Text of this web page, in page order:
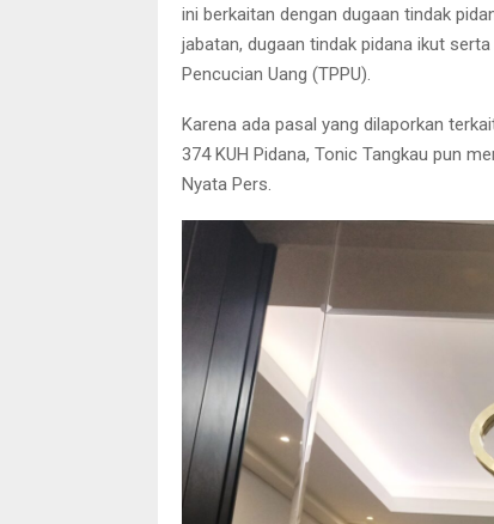
ini berkaitan dengan dugaan tindak
jabatan, dugaan tindak pidana ikut
Pencucian Uang (TPPU).
Karena ada pasal yang dilaporkan
374 KUH Pidana, Tonic Tangkau pun
Nyata Pers.